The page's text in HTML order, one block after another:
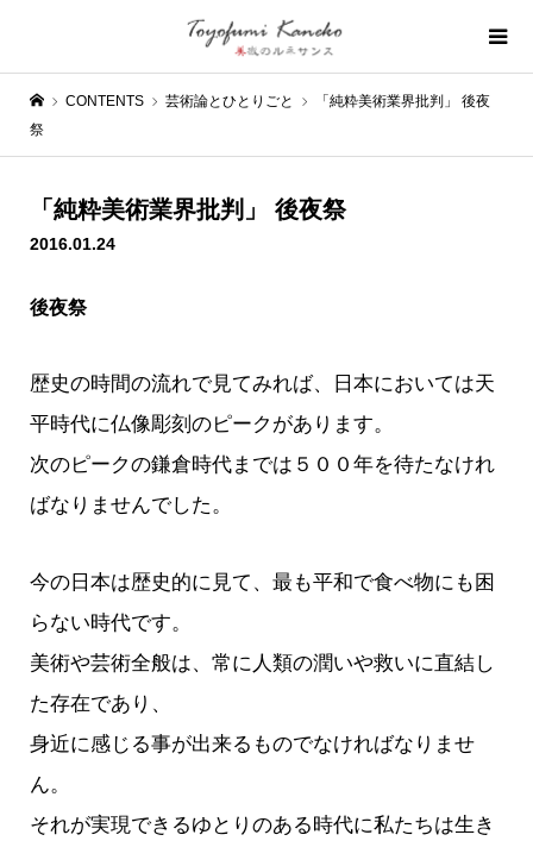
CONTENTS 芸術論とひとりごと
「純粋美術業界批判」 後夜
祭
「純粋美術業界批判」 後夜祭
2016.01.24
後夜祭
歴史の時間の流れで見てみれば、日本においては天
平時代に仏像彫刻のピークがあります。
次のピークの鎌倉時代までは５００年を待たなけれ
ばなりませんでした。
今の日本は歴史的に見て、最も平和で食べ物にも困
らない時代です。
美術や芸術全般は、常に人類の潤いや救いに直結し
た存在であり、
身近に感じる事が出来るものでなければなりませ
ん。
それが実現できるゆとりのある時代に私たちは生き